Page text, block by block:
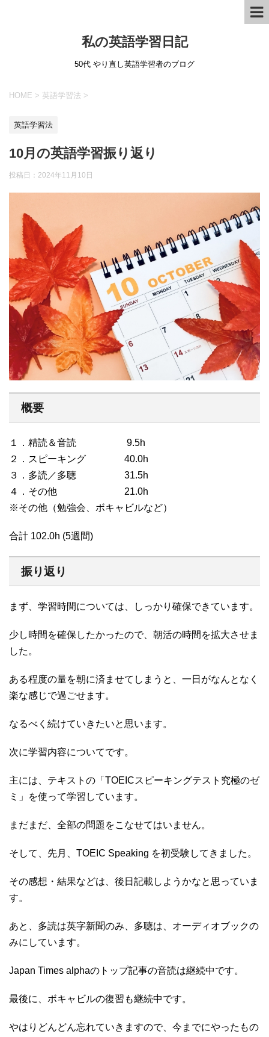
私の英語学習日記
50代 やり直し英語学習者のブログ
HOME > 英語学習法 >
英語学習法
10月の英語学習振り返り
投稿日： 2024年11月10日
概要
１．精読＆音読 9.5h
２．スピーキング 40.0h
３．多読／多聴 31.5h
４．その他 21.0h
※その他（勉強会、ボキャビルなど）
合計 102.0h (5週間)
振り返り
まず、学習時間については、しっかり確保できています。
少し時間を確保したかったので、朝活の時間を拡大させま
した。
ある程度の量を朝に済ませてしまうと、一日がなんとなく
楽な感じで過ごせます。
なるべく続けていきたいと思います。
次に学習内容についてです。
主には、テキストの「TOEICスピーキングテスト究極のゼ
ミ」を使って学習しています。
まだまだ、全部の問題をこなせてはいません。
そして、先月、TOEIC Speaking を初受験してきました。
その感想・結果などは、後日記載しようかなと思っていま
す。
あと、多読は英字新聞のみ、多聴は、オーディオブックの
みにしています。
Japan Times alphaのトップ記事の音読は継続中です。
最後に、ボキャビルの復習も継続中です。
やはりどんどん忘れていきますので、今までにやったもの